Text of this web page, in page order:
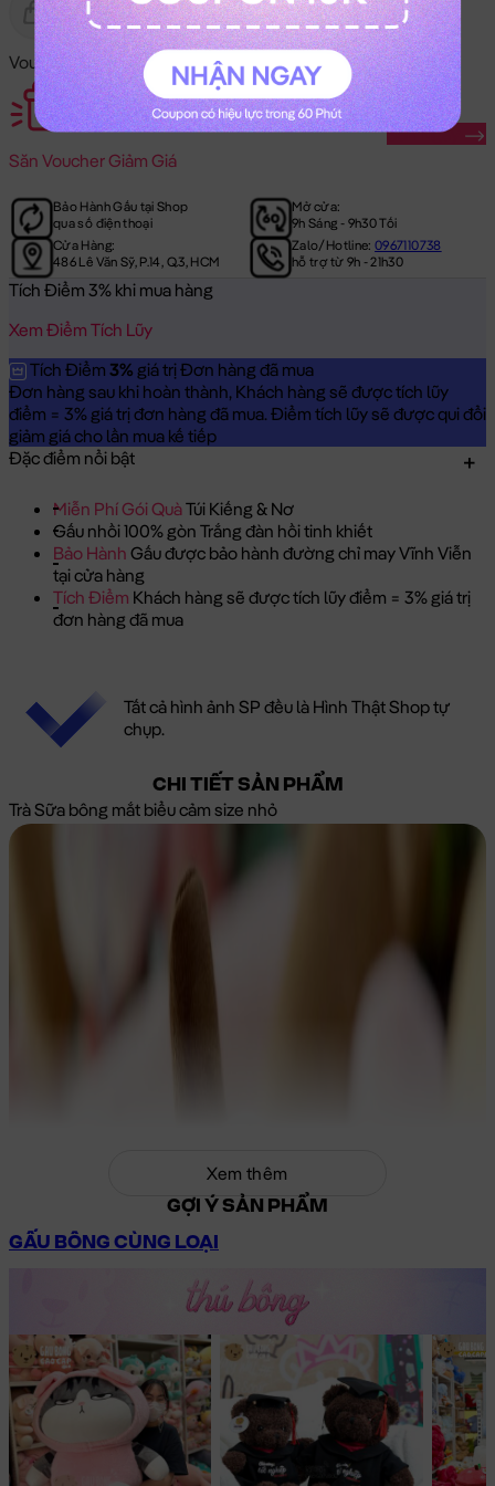
Gửi Tặng Hết Hàng
Voucher Mã Khuyến Mãi:
Săn Voucher Giảm Giá
Săn Ngay
Bảo Hành Gấu tại Shop
qua số điện thoại
Mở cửa:
9h Sáng - 9h30 Tối
Cửa Hàng:
486 Lê Văn Sỹ, P.14, Q.3, HCM
Zalo/Hotline:0967110738
hỗ trợ từ 9h - 21h30
Tích Điểm 3% khi mua hàng
Xem Điểm Tích Lũy
Tích Điểm 3% giá trị Đơn hàng đã mua
Đơn hàng sau khi hoàn thành, Khách hàng sẽ được tích lũy
điểm = 3% giá trị đơn hàng đã mua. Điểm tích lũy sẽ được qui đổi
giảm giá cho lần mua kế tiếp
Đặc điểm nổi bật
Miễn Phí Gói QuàTúi Kiếng & Nơ
Gấu nhồi 100% gòn Trắng đàn hồi tinh khiết
Bảo Hành Gấu được bảo hành đường chỉ may Vĩnh Viễn
tại cửa hàng
Tích Điểm Khách hàng sẽ được tích lũy điểm = 3% giá trị
đơn hàng đã mua
Tất cả hình ảnh SP đều là Hình Thật Shop tự
chụp.
CHI TIẾT SẢN PHẨM
Trà Sữa bông mắt biểu cảm size nhỏ
Xem thêm
GỢI Ý SẢN PHẨM
GẤU BÔNG CÙNG LOẠI